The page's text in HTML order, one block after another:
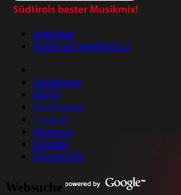
anmelden
Suche auf suedtirol1.it
Sendungen
Musik
Information
Comedy
Werbung
Kontakt
Digitalradio
Websuche